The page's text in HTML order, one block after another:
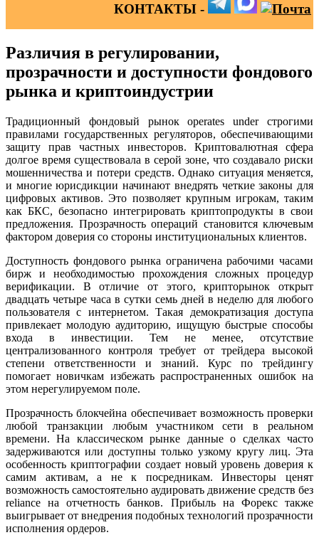
КОНТАКТЫ -
Различия в регулировании,
прозрачности и доступности фондового
рынка и криптоиндустрии
Традиционный фондовый рынок operates under строгими
правилами государственных регуляторов, обеспечивающими
защиту прав частных инвесторов. Криптовалютная сфера
долгое время существовала в серой зоне, что создавало риски
мошенничества и потери средств. Однако ситуация меняется,
и многие юрисдикции начинают внедрять четкие законы для
цифровых активов. Это позволяет крупным игрокам, таким
как БКС, безопасно интегрировать криптопродукты в свои
предложения. Прозрачность операций становится ключевым
фактором доверия со стороны институциональных клиентов.
Доступность фондового рынка ограничена рабочими часами
бирж и необходимостью прохождения сложных процедур
верификации. В отличие от этого, крипторынок открыт
двадцать четыре часа в сутки семь дней в неделю для любого
пользователя с интернетом. Такая демократизация доступа
привлекает молодую аудиторию, ищущую быстрые способы
входа в инвестиции. Тем не менее, отсутствие
централизованного контроля требует от трейдера высокой
степени ответственности и знаний. Курс по трейдингу
помогает новичкам избежать распространенных ошибок на
этом нерегулируемом поле.
Прозрачность блокчейна обеспечивает возможность проверки
любой транзакции любым участником сети в реальном
времени. На классическом рынке данные о сделках часто
задерживаются или доступны только узкому кругу лиц. Эта
особенность криптографии создает новый уровень доверия к
самим активам, а не к посредникам. Инвесторы ценят
возможность самостоятельно аудировать движение средств без
reliance на отчетность банков. Прибыль на Форекс также
выигрывает от внедрения подобных технологий прозрачности
исполнения ордеров.